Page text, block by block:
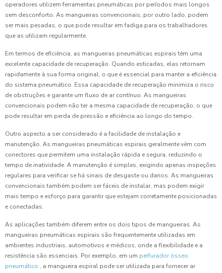
operadores utilizem ferramentas pneumáticas por períodos mais longos
sem desconforto. As mangueiras convencionais, por outro lado, podem
ser mais pesadas, o que pode resultar em fadiga para os trabalhadores
que as utilizam regularmente.
Em termos de eficiência, as mangueiras pneumáticas espirais têm uma
excelente capacidade de recuperação. Quando esticadas, elas retornam
rapidamente à sua forma original, o que é essencial para manter a eficiência
do sistema pneumático. Essa capacidade de recuperação minimiza o risco
de obstruções e garante um fluxo de ar contínuo. As mangueiras
convencionais podem não ter a mesma capacidade de recuperação, o que
pode resultar em perda de pressão e eficiência ao longo do tempo.
Outro aspecto a ser considerado é a facilidade de instalação e
manutenção. As mangueiras pneumáticas espirais geralmente vêm com
conectores que permitem uma instalação rápida e segura, reduzindo o
tempo de inatividade. A manutenção é simples, exigindo apenas inspeções
regulares para verificar se há sinais de desgaste ou danos. As mangueiras
convencionais também podem ser fáceis de instalar, mas podem exigir
mais tempo e esforço para garantir que estejam corretamente posicionadas
e conectadas.
As aplicações também diferem entre os dois tipos de mangueiras. As
mangueiras pneumáticas espirais são frequentemente utilizadas em
ambientes industriais, automotivos e médicos, onde a flexibilidade e a
resistência são essenciais. Por exemplo, em um perfurador ósseo
pneumático , a mangueira espiral pode ser utilizada para fornecer ar